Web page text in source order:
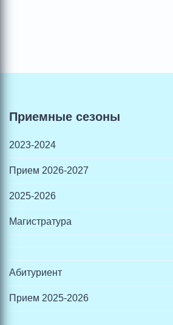
Приемные сезоны
2023-2024
Прием 2026-2027
2025-2026
Магистратура
Абитуриент
Прием 2025-2026